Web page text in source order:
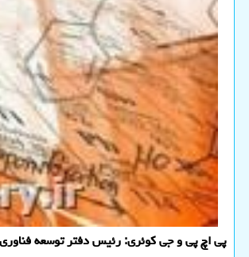
پی اچ پی و جی کوئری: رئیس دفتر توسعه